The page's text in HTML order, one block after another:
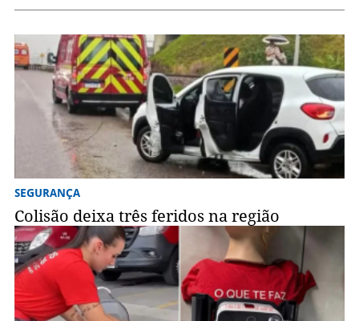
SEGURANÇA
Colisão deixa três feridos na região